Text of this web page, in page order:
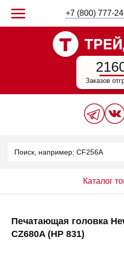
+7 (800) 777-
Заказов
Каталог
Печатающая головка
CZ680A (HP 831)